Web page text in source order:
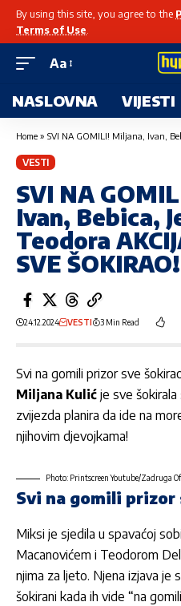
By using this site, you agree to the
Terms of Use
Aa
NASLOVNA VIJESTI
Home » SVI NA GOMILI! Miljana, Ivan, Bebica,
VESTI
SVI NA
Ivan, Bebica,
Teodora
SVE ŠOKIRAO!
24.12.2024 VESTI 3 Min Read
Svi na gomili prizor sve
Miljana Kulić je sve
zvijezda planira da ide na
njihovim djevojkama!
Photo: Printscreen Youtube/Zadruga
Svi na gomili prizor
Miksi je sjedila u spavaćoj
Macanovićem i Teodorom
njima za ljeto. Njena izjava je
šokirani kada ih vide “na